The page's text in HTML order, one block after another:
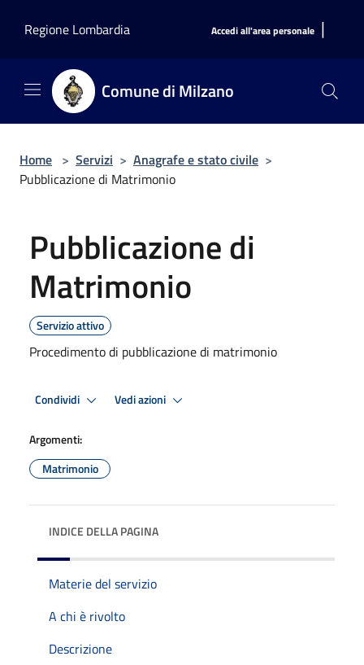
Regione Lombardia
Accedi all'area personale |
Comune di Milzano
Home > Servizi > Anagrafe e stato civile >
Pubblicazione di Matrimonio
Pubblicazione di
Matrimonio
Servizio attivo
Procedimento di pubblicazione di matrimonio
Condividi Vedi azioni
Argomenti:
Matrimonio
INDICE DELLA PAGINA
Materie del servizio
A chi è rivolto
Descrizione